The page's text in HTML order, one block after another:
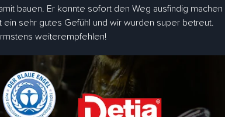
bauen. Er konnte sofort den Weg ausfindig machen
sehr gutes Gefühl und wir wurden super betreut.
weiterempfehlen!